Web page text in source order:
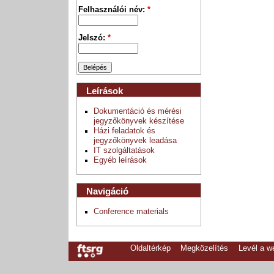
Felhasználói név:*
Jelszó:*
Leírások
Dokumentáció és mérési
jegyzőkönyvek készítése
Házi feladatok és
jegyzőkönyvek leadása
IT szolgáltatások
Egyéb leírások
Navigáció
Conference materials
Oldaltérkép Megközelítés Levél a